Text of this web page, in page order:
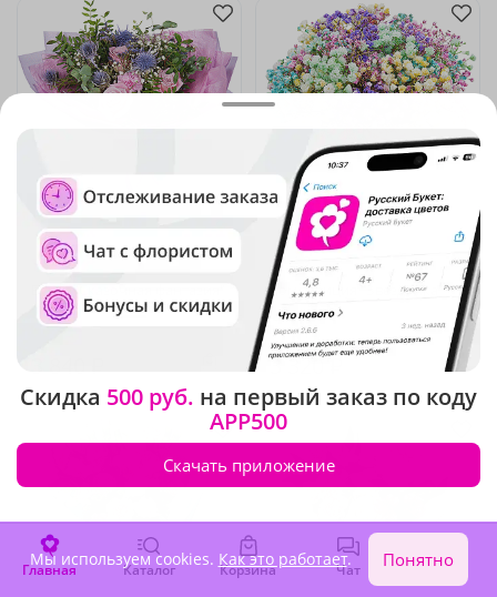
5(76)
Букет "Сказочная фантазия"
В наличии
Композиция "Звездочка"
В наличии
3 320 ₽
Главная Каталог Корзина Чат Войти
Скидка 500 руб. на первый заказ по коду
APP500
Скачать приложение
Мы используем cookies. Как это работает. Понятно